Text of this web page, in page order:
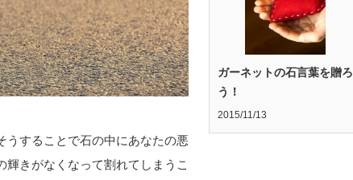
うすることで石の中にあなたの悪
きがなくなって割れてしまうこ
ガーネットの石言葉を贈ろ
う！
2015/11/13